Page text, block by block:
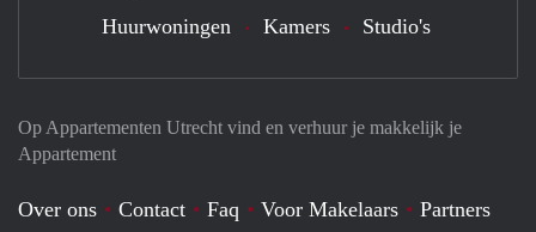
Op Appartementen Utrecht vind en verhuur je makkelijk je
Appartement
Over ons Contact Faq Voor Makelaars Partners
Huurwoningen Kamers Studio's